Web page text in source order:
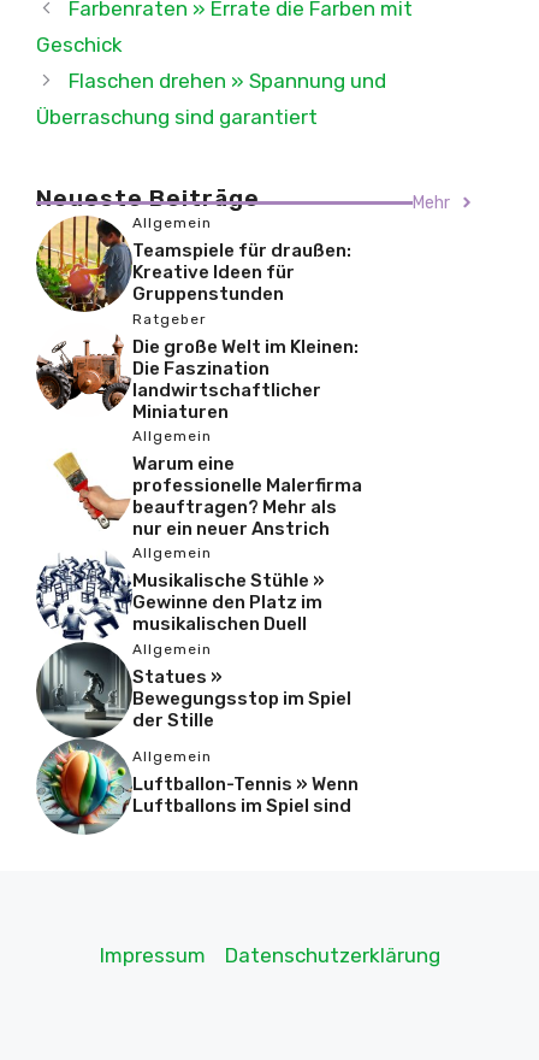
Farbenraten » Errate die Farben mit
Geschick
Flaschen drehen » Spannung und
Überraschung sind garantiert
Neueste Beiträge Mehr
Allgemein
Teamspiele für draußen:
Kreative Ideen für
Gruppenstunden
Ratgeber
Die große Welt im Kleinen:
Die Faszination
landwirtschaftlicher
Miniaturen
Allgemein
Warum eine
professionelle Malerfirma
beauftragen? Mehr als
nur ein neuer Anstrich
Allgemein
Musikalische Stühle »
Gewinne den Platz im
musikalischen Duell
Allgemein
Statues »
Bewegungsstop im Spiel
der Stille
Allgemein
Luftballon-Tennis » Wenn
Luftballons im Spiel sind
Impressum Datenschutzerklärung